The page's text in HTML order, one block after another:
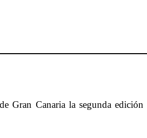
Gran Canaria la segunda